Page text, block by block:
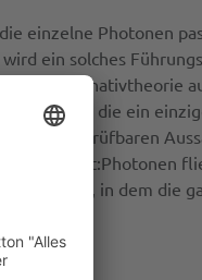
einzelne Photonen
ein solches
Alternativtheorie
kann, die ein
zu nachprüfbaren
ist:Photonen
in dem die